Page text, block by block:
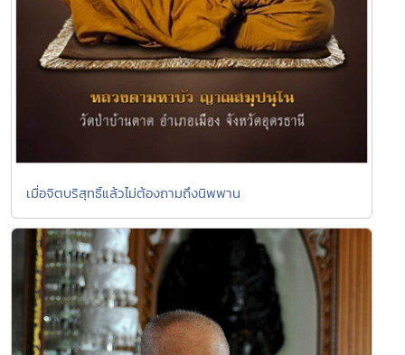
เมื่อจิตบริสุทธิ์แล้วไม่ต้องถามถึงนิพพาน